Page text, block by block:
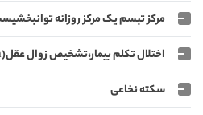
مرکز تبسم یک مرکز روزانه
اختلال تکلم بیمار،تشخیص زوال عقل(Dementia)
سکته نخاعی